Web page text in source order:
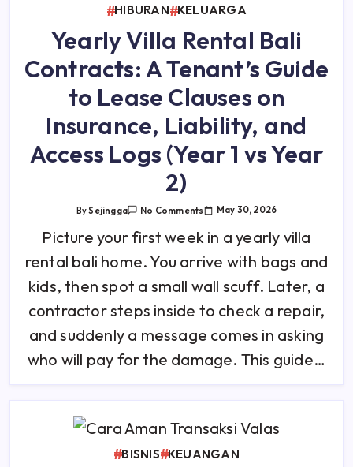
HIBURAN KELUARGA
Yearly Villa Rental Bali
Contracts: A Tenant’s Guide
to Lease Clauses on
Insurance, Liability, and
Access Logs (Year 1 vs Year
2)
BySejingga No CommentsOn
Villa
Rental
Contracts:
A
Tenant’s
Guide
Lease
On
Insurance,
And
Year
2)
May 30, 2026
Picture your first week in a yearly villa
rental bali home. You arrive with bags and
kids, then spot a small wall scuff. Later, a
contractor steps inside to check a repair,
and suddenly a message comes in asking
who will pay for the damage. This guide…
BISNIS KEUANGAN